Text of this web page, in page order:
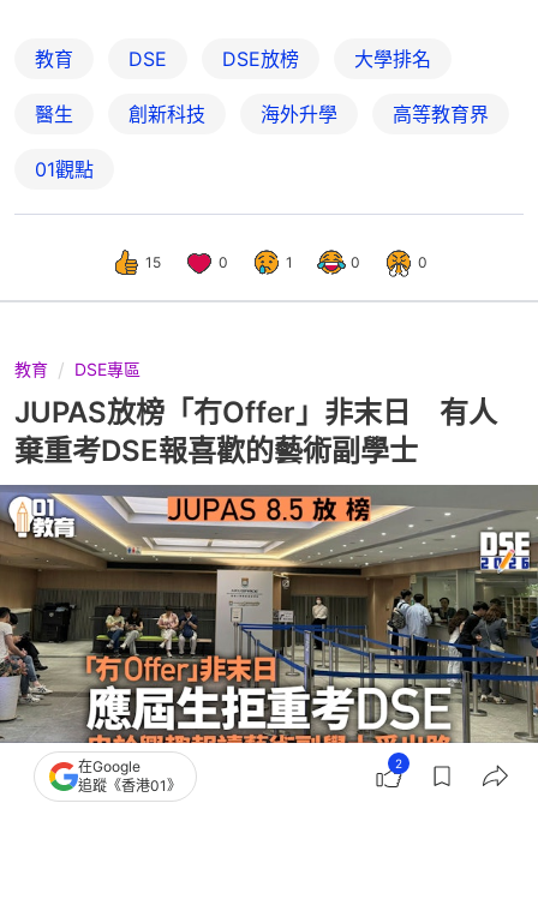
教育 DSE DSE放榜 大學排名
醫生 創新科技 海外升學 高等教育界
01觀點
15 0 1 0 0
教育 DSE專區
JUPAS放榜「冇Offer」非末日 有人
棄重考DSE報喜歡的藝術副學士
撰文：李可榆 梁家俊
在Google
追蹤《香港01》
2